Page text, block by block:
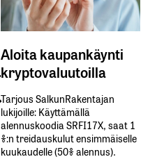
Aloita kaupankäynti
kryptovaluutoilla
Tarjous SalkunRakentajan
lukijoille: Käyttämällä​ ​
alennuskoodia​ ​SRFI17X,​ ​saat​ ​1
%:n treidauskulut​ ​ensimmäiselle​ ​
kuukaudelle​ ​(50%​ ​alennus).